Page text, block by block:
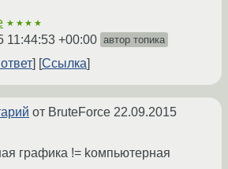
★★★★
11:44:53 +00:00 автор топика
Ссылка
от BruteForce 22.09.2015
графика != kомпьютерная